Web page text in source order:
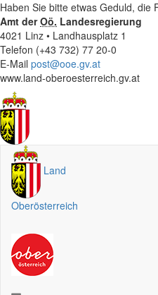
Haben Sie bitte etwas Geduld, die
Amt derOö. Landesregierung
4021 Linz • Landhausplatz 1
Telefon (+43 732) 77 20-0
E-Mail post@ooe.gv.at
www.land-oberoesterreich.gv.at
Land
Oberösterreich